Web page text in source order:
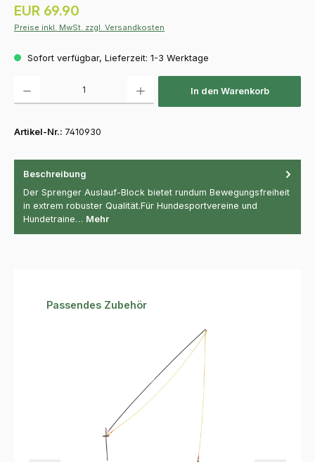
Regulärer Preis:
EUR 69.90
Preise inkl. MwSt. zzgl. Versandkosten
Sofort verfügbar, Lieferzeit: 1-3 Werktage
In den Warenkorb
Artikel-Nr.: 7410930
Beschreibung
Der Sprenger Auslauf-Block bietet rundum Bewegungsfreiheit
in extrem robuster Qualität.Für Hundesportvereine und
Hundetraine… Mehr
Produktgalerie überspringen
Passendes Zubehör